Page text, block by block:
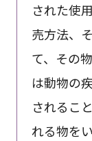
された使
売方法、
て、その
は動物の
されるこ
れる物を